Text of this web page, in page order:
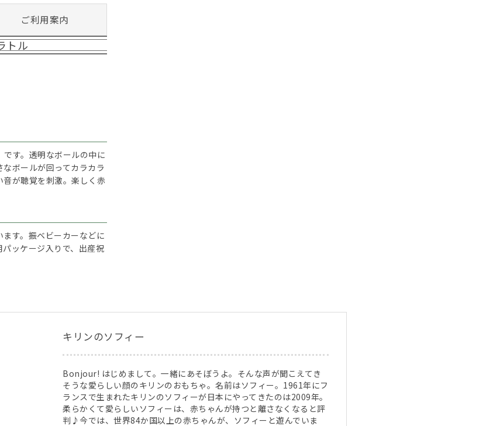
ご利用案内
トル
す。透明なボールの中に
ボールが回ってカラカラ
が聴覚を刺激。楽しく赤
す。振ベビーカーなどに
ッケージ入りで、出産祝
キリンのソフィー
Bonjour! はじめまして。一緒にあそぼうよ。そんな声が聞こえてき
そうな愛らしい顔のキリンのおもちゃ。名前はソフィー。1961年にフ
ランスで生まれたキリンのソフィーが日本にやってきたのは2009年。
柔らかくて愛らしいソフィーは、赤ちゃんが持つと離さなくなると評
判♪今では、世界84か国以上の赤ちゃんが、ソフィーと遊んでいま